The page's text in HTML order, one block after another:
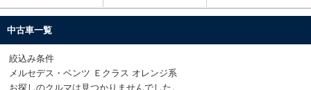
中古車一覧
絞込み条件
メルセデス・ベンツ Ｅクラス オレンジ系
お探しのクルマは見つかりませんでした。